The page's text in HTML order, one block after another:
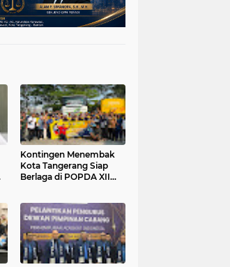
Kontingen Menembak
Kota Tangerang Siap
Berlaga di POPDA XII